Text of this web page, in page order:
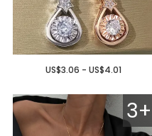
US$3.06 - US$4.01
3+